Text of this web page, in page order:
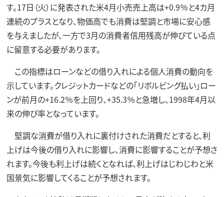
す。17日（火）に発表された米4月小売売上高は+0.9％と4カ月
連続のプラスとなり、物価高でも消費は堅調と市場に安心感
を与えましたが、一方で3月の消費者信用残高が伸びている点
に留意する必要があります。
この指標はローンなどの借り入れによる個人消費の動向を
示しています。クレジットカードなどの「リボルビング払い」ロー
ンが前月の+16.2％を上回り、+35.3％と急増し、1998年4月以
来の伸び率となっています。
堅調な消費が借り入れに裏付けされた消費だとすると、利
上げは今後の借り入れに影響し、消費に影響することが予想さ
れます。今後も利上げは続くとなれば、利上げはじわじわと米
国景気に影響してくることが予想されます。